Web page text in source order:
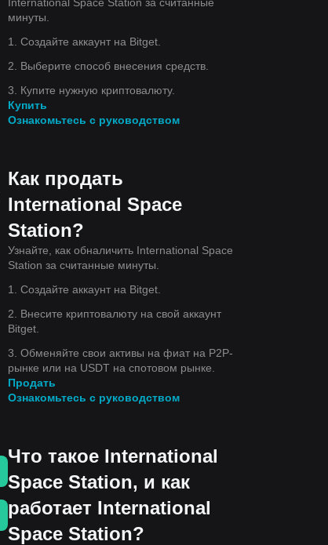
минуты.
1. Создайте аккаунт на Bitget.
2. Выберите способ внесения средств.
3. Купите нужную криптовалюту.
Купить
Ознакомьтесь с руководством
Как продать
International Space
Station?
Узнайте, как обналичить International Space
Station за считанные минуты.
1. Создайте аккаунт на Bitget.
2. Внесите криптовалюту на свой аккаунт
Bitget.
3. Обменяйте свои активы на фиат на P2P-
рынке или на USDT на спотовом рынке.
Продать
Ознакомьтесь с руководством
Что такое International
Space Station, и как
работает International
Space Station?